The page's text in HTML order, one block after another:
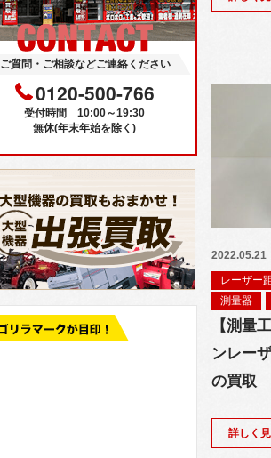
2022.05.21
レーザー
測量器
【測量
ンレー
の買
詳しく
ご質問・ご相談などご連絡ください
0120-500-766
受付時間 10:00～19:30
無休(年末年始を除く)